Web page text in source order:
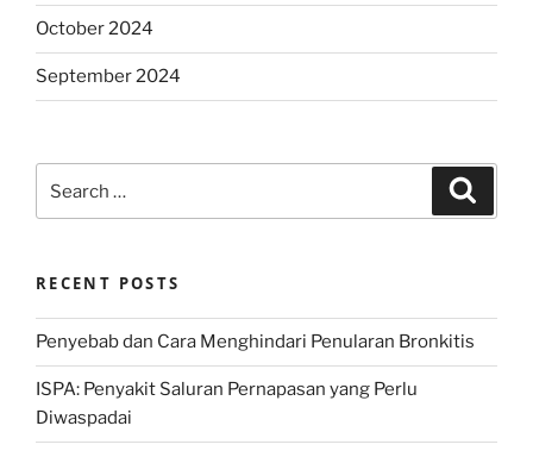
October 2024
September 2024
for:
RECENT POSTS
Penyebab dan Cara Menghindari Penularan Bronkitis
ISPA: Penyakit Saluran Pernapasan yang Perlu
Diwaspadai